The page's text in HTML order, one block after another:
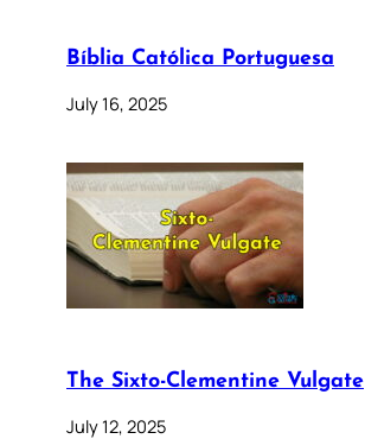
Bíblia Católica Portuguesa
July 16, 2025
The Sixto-Clementine Vulgate
July 12, 2025